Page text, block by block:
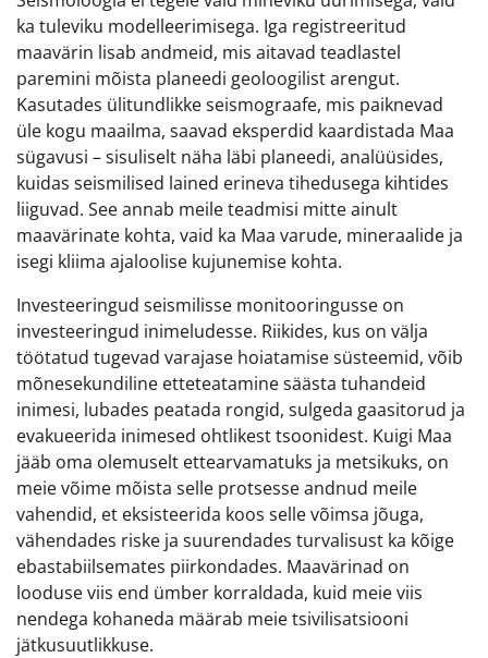
ka tuleviku modelleerimisega. Iga registreeritud
maavärin lisab andmeid, mis aitavad teadlastel
paremini mõista planeedi geoloogilist arengut.
Kasutades ülitundlikke seismograafe, mis paiknevad
üle kogu maailma, saavad eksperdid kaardistada Maa
sügavusi – sisuliselt näha läbi planeedi, analüüsides,
kuidas seismilised lained erineva tihedusega kihtides
liiguvad. See annab meile teadmisi mitte ainult
maavärinate kohta, vaid ka Maa varude, mineraalide ja
isegi kliima ajaloolise kujunemise kohta.
Investeeringud seismilisse monitooringusse on
investeeringud inimeludesse. Riikides, kus on välja
töötatud tugevad varajase hoiatamise süsteemid, võib
mõnesekundiline etteteatamine säästa tuhandeid
inimesi, lubades peatada rongid, sulgeda gaasitorud ja
evakueerida inimesed ohtlikest tsoonidest. Kuigi Maa
jääb oma olemuselt ettearvamatuks ja metsikuks, on
meie võime mõista selle protsesse andnud meile
vahendid, et eksisteerida koos selle võimsa jõuga,
vähendades riske ja suurendades turvalisust ka kõige
ebastabiilsemates piirkondades. Maavärinad on
looduse viis end ümber korraldada, kuid meie viis
nendega kohaneda määrab meie tsivilisatsiooni
jätkusuutlikkuse.